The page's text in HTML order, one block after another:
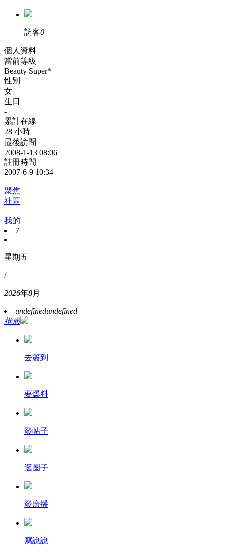
訪客0
個人資料
當前等級
Beauty Super*
性別
女
生日
-
累計在線
28 小時
最後訪問
2008-1-13 08:06
註冊時間
2007-6-9 10:34
聚焦
社區
我的
7
星期五
/
2026年8月
undefinedundefined
推廣
去簽到
要爆料
發帖子
逛圈子
發廣播
寫說說